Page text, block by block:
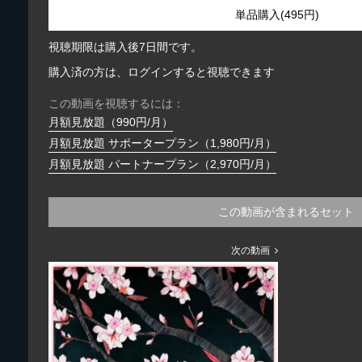
単品購入(495円)
視聴期限は購入後7日間です。
購入済の方は、ログインすると視聴できます
この動画を視聴するには：
月額見放題（990円/月）
月額見放題 サポータープラン（1,980円/月）
月額見放題 パートナープラン（2,970円/月）
この動画が含まれるセット
次の動画